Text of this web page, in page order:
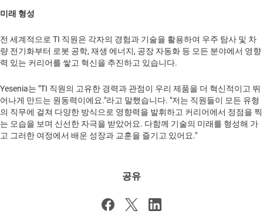
미래 형성
전 세계적으로 TI 직원은 각자의 경험과 기술을 활용하여 우주 탐사 및 차
량 전기화부터 로봇 공학, 재생 에너지, 공장 자동화 등 모든 분야에서 영향
력 있는 커리어를 쌓고 혁신을 추진하고 있습니다.
Yesenia는 "TI 직원의 고유한 경력과 관점이 우리 제품을 더 혁신적이고 뛰
어나게 만드는 원동력이에요."라고 말했습니다. "저는 직원들이 모든 유형
의 직무에 걸쳐 다양한 방식으로 영향력을 발휘하고 커리어에서 정점을 찍
는 모습을 보며 신선한 자극을 받았어요. 다함께 기술의 미래를 형성해 가
고 그러한 여정에서 배운 성장과 교훈을 즐기고 있어요."
공유